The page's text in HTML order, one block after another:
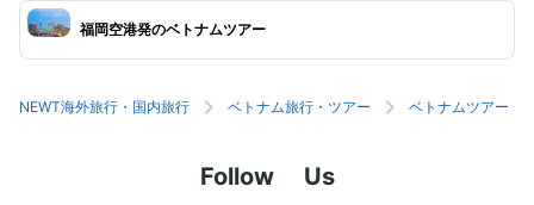
福岡空港発のベトナムツアー
NEWT海外旅行・国内旅行 ベトナム旅行・ツアー ベトナムツアー
Follow Us